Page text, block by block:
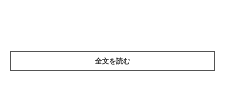
全文を読む